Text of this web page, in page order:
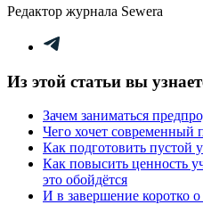
Редактор журнала Sewera
Из этой статьи вы
Зачем заниматься
Чего хочет современный
Как подготовить пустой
Как повысить ценность
это обойдётся
И в завершение коротко